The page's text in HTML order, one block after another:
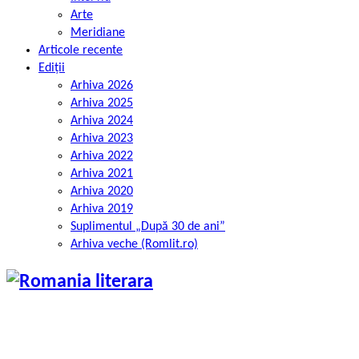
Arte
Meridiane
Articole recente
Ediții
Arhiva 2026
Arhiva 2025
Arhiva 2024
Arhiva 2023
Arhiva 2022
Arhiva 2021
Arhiva 2020
Arhiva 2019
Suplimentul „După 30 de ani”
Arhiva veche (Romlit.ro)